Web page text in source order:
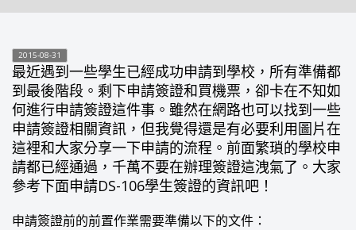
2015-08-31
最近遇到一些學生已經成功申請到學校，所有準備都
到最後階段。剩下申請簽證和買機票，卻卡在不知如
何進行申請簽證這件事。雖然在網路也可以找到一些
申請簽證相關資訊，但我覺得還是有必要利用圖片在
這裡和大家分享一下申請的流程。前面繁瑣的學校申
請都已經通過，千萬不要在辦理簽證這洩氣了。大家
參考下面申請DS-106學生簽證的資訊吧！
申請簽證前的前置作業需要準備以下的文件：